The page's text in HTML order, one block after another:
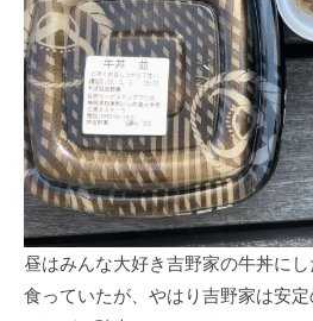
昼はみんな大好き吉野家の牛丼に
食っていたが、やはり吉野家は安